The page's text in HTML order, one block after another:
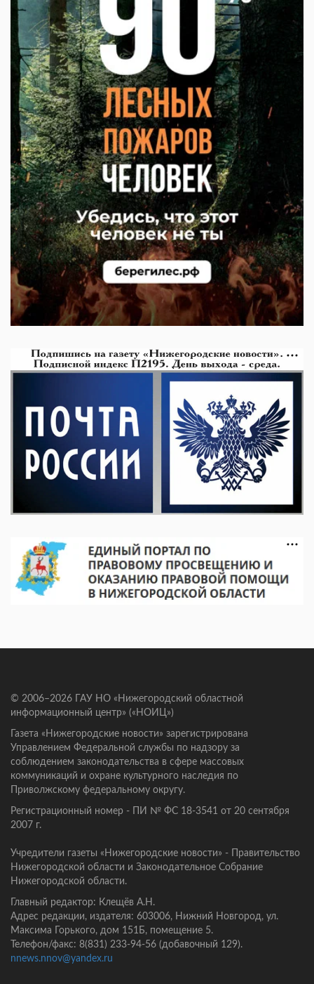
© 2006–2026 ГАУ НО «Нижегородский областной
информационный центр» («НОИЦ»)
Газета «Нижегородские новости» зарегистрирована
Управлением Федеральной службы по надзору за
соблюдением законодательства в сфере массовых
коммуникаций и охране культурного наследия по
Приволжскому федеральному округу.
Регистрационный номер - ПИ № ФС 18-3541 от 20 сентября
2007 г.
Учредители газеты «Нижегородские новости» - Правительство
Нижегородской области и Законодательное Собрание
Нижегородской области.
Главный редактор: Клещёв А.Н.
Адрес редакции, издателя: 603006, Нижний Новгород, ул.
Максима Горького, дом 151Б, помещение 5.
Телефон/факс: 8(831) 233-94-56 (добавочный 129).
nnews.nnov@yandex.ru